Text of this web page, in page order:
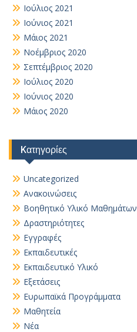
Ιούλιος 2021
Ιούνιος 2021
Μάιος 2021
Νοέμβριος 2020
Σεπτέμβριος 2020
Ιούλιος 2020
Ιούνιος 2020
Μάιος 2020
Kατηγορίες
Uncategorized
Ανακοινώσεις
Βοηθητικό Yλικό Mαθημάτων
Δραστηριότητες
Εγγραφές
Εκπαιδευτικές
Εκπαιδευτικό Υλικό
Εξετάσεις
Ευρωπαϊκά Προγράμματα
Μαθητεία
Νέα